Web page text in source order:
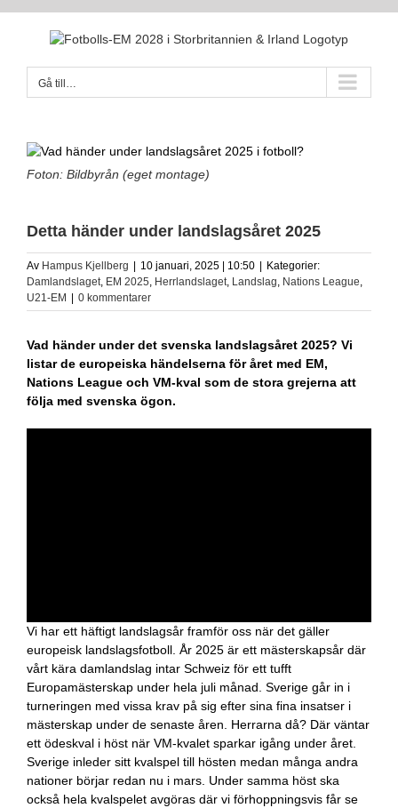
Gå till…
Foton: Bildbyrån (eget montage)
Detta händer under landslagsåret 2025
Av Hampus Kjellberg 10 januari, 2025 | 10:50
Kategorier:
Damlandslaget, EM 2025, Herrlandslaget, Landslag, Nations League,
U21-EM
0 kommentarer
Vad händer under det svenska landslagsåret 2025? Vi
listar de europeiska händelserna för året med EM,
Nations League och VM-kval som de stora grejerna att
följa med svenska ögon.
Vi har ett häftigt landslagsår framför oss när det gäller
europeisk landslagsfotboll. År 2025 är ett mästerskapsår där
vårt kära damlandslag intar Schweiz för ett tufft
Europamästerskap under hela juli månad. Sverige går in i
turneringen med vissa krav på sig efter sina fina insatser i
mästerskap under de senaste åren. Herrarna då? Där väntar
ett ödeskval i höst när VM-kvalet sparkar igång under året.
Sverige inleder sitt kvalspel till hösten medan många andra
nationer börjar redan nu i mars. Under samma höst ska
också hela kvalspelet avgöras där vi förhoppningsvis får se